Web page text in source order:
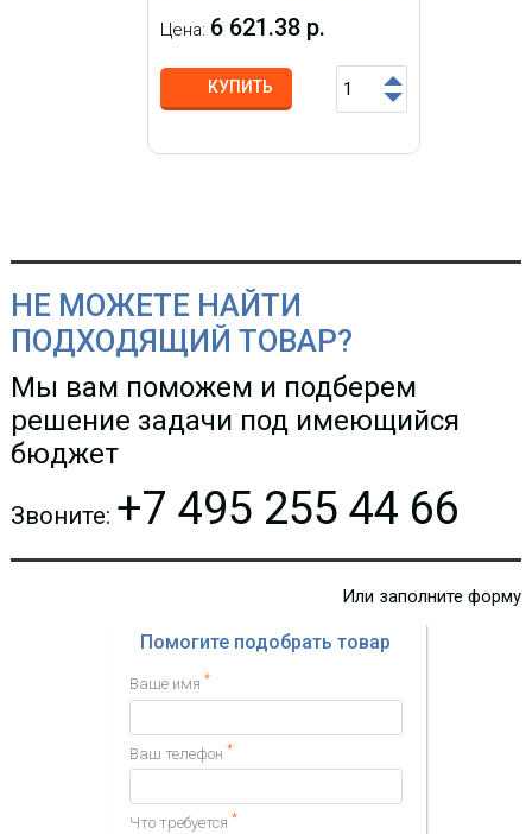
Цена: 6 621.38 р.
КУПИТЬ
НЕ МОЖЕТЕ НАЙТИ
ПОДХОДЯЩИЙ ТОВАР?
Мы вам поможем и подберем
решение задачи под имеющийся
бюджет
Звоните: +7 495 255 44 66
Или заполните форму
Помогите подобрать товар
Ваше имя *
Ваш телефон *
Что требуется *